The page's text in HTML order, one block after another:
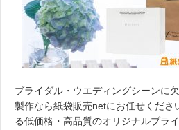
ブライダル・ウエディングシーンに
製作なら紙袋販売netにお任せくださ
る低価格・高品質のオリジナルブラ